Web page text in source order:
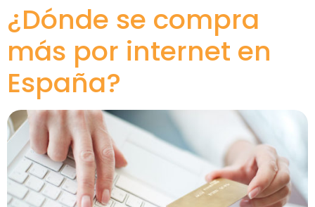
¿Dónde se compra
más por internet en
España?